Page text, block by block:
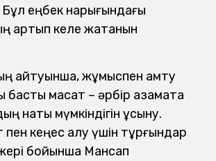
еңбек нарығындағы
артып келе жатқанын
айтуынша, жұмыспен қамту
мақсат – әрбір азаматқа
нақты мүмкіндігін ұсыну.
пен кеңес алу үшін тұрғындар
бойынша Мансап